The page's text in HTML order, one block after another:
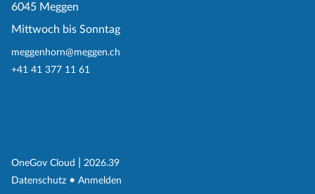
6045 Meggen
Mittwoch bis Sonntag
meggenhorn@meggen.ch
+41 41 377 11 61
OneGov Cloud (External Link)
2026.39
Datenschutz (External Link)
Anmelden